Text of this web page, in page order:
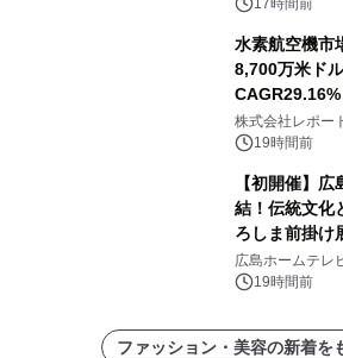
ストレーター
17時間前
水素航空機市
8,700万米ドル
インフラ整備
場
株式会社レポー
19時間前
【初開催】
結！伝統文化
ろしま前掛け
幕！
広島ホームテレ
19時間前
ファッション・美容の新着を